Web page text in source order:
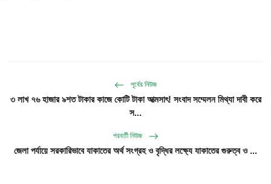
পূর্বের নিউজ
৩ লাখ ৭৬ হাজার ৯শত টাকার কাজে কোটি টাকা আত্মসাৎ! সংবাদ সম্মেলন মিথ্যা দাবী করে
স...
পরবর্তী নিউজ
জেলা পর্যায়ে সরকারিভাবে যাকাতের অর্থ সংগ্রহ ও বৃদ্ধির লক্ষ্যে যাকাতের গুরুত্ব ও ...